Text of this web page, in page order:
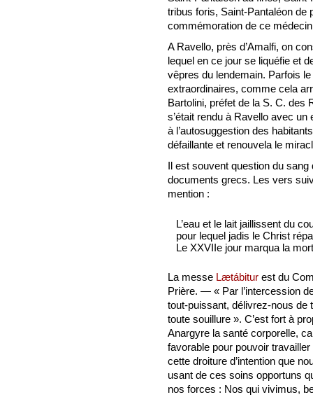
tribus foris, Saint-Pantaléon de
commémoration de ce
A Ravello, près d’Amalfi, on
lequel en ce jour se liquéfie et
vêpres du lendemain. Parfois
extraordinaires, comme cela
Bartolini, préfet de la S. C. des
s’était rendu à Ravello avec
à l’autosuggestion des
défaillante et renouvela le
Il est souvent question du
documents grecs. Les vers
mention :
L’eau et le lait jaillissent du
pour lequel jadis le Christ
Le XXVIIe jour marqua la
La messe Lætábitur est du
Prière. — « Par l’intercession
tout-puissant, délivrez-nous de
toute souillure ». C’est fort à
Anargyre la santé corporelle,
favorable pour pouvoir
cette droiture d’intention que
usant de ces soins opportuns
nos forces : Nos qui vivimus,